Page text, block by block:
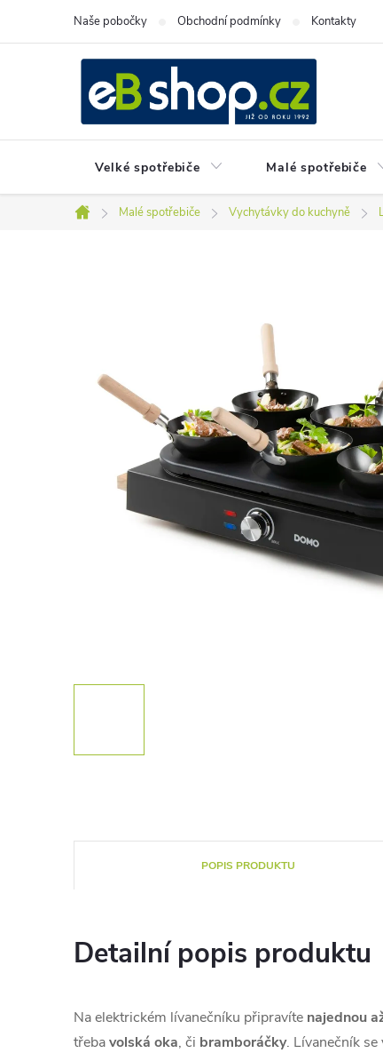
Naše pobočky Obchodní podmínky Kontakty
Velké spotřebiče Malé spotřebiče
Domů
Malé spotřebiče Vychytávky do kuchyně
POPIS PRODUKTU
Detailní popis produktu
Na elektrickém lívanečníku připravíte najednou
třebavolská oka, či bramboráčky. Lívanečník